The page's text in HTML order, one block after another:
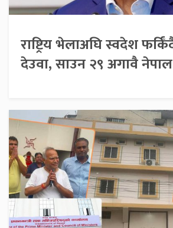
राष्ट्रिय भेलाअघि स्वदेश
देउवा, साउन २९ अगावै